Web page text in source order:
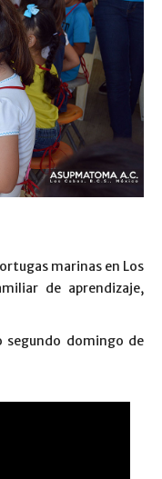
marinas en Los
de aprendizaje,
segundo domingo de